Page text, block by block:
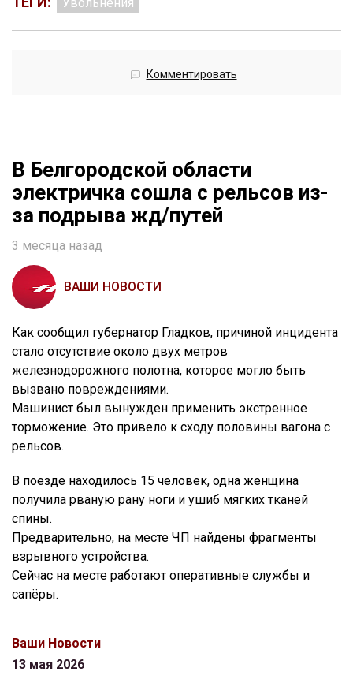
Комментировать
В Белгородской области
электричка сошла с рельсов из-
за подрыва жд/путей
3 месяца назад
ВАШИ НОВОСТИ
Как сообщил губернатор Гладков, причиной инцидента
стало отсутствие около двух метров
железнодорожного полотна, которое могло быть
вызвано повреждениями.
Машинист был вынужден применить экстренное
торможение. Это привело к сходу половины вагона с
рельсов.
В поезде находилось 15 человек, одна женщина
получила рваную рану ноги и ушиб мягких тканей
спины.
Предварительно, на месте ЧП найдены фрагменты
взрывного устройства.
Сейчас на месте работают оперативные службы и
сапёры.
Ваши Новости
13 мая 2026